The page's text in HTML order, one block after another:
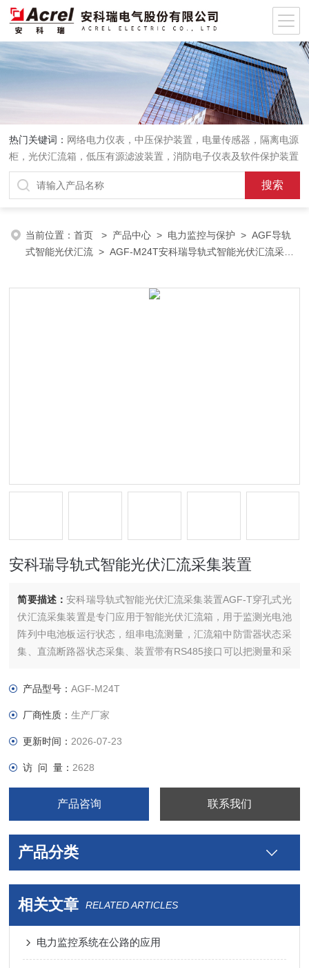
热门关键词： 网络电力仪表，中压保护装置，电量传感器，隔离电源
柜，光伏汇流箱，低压有源滤波装置，消防电子仪表及软件保护装置
当前位置：首页 > 产品中心 > 电力监控与保护 >AGF导轨
式智能光伏汇流 > AGF-M24T安科瑞导轨式智能光伏汇流采集
安科瑞导轨式智能光伏汇流采集装置
简要描述：安科瑞导轨式智能光伏汇流采集装置AGF-T穿孔式光
伏汇流采集装置是专门应用于智能光伏汇流箱，用于监测光电池
阵列中电池板运行状态，组串电流测量，汇流箱中防雷器状态采
集、直流断路器状态采集、装置带有RS485接口可以把测量和采
产品型号：AGF-M24T
厂商性质：生产厂家
更新时间： 2026-07-23
访 问 量： 2628
产品咨询 联系我们
产品分类
相关文章 RELATED ARTICLES
电力监控系统在公路的应用